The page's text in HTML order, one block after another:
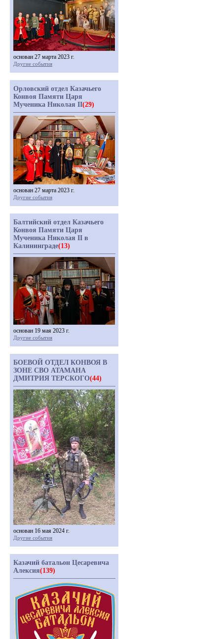
основан 27 марта 2023 г.
Другие события
Орловский отдел Казачьего
Конвоя Памяти Царя
Мученика Николая II(29)
основан 27 марта 2023 г.
Другие события
Балтийский отдел Казачьего
Конвоя Памяти Царя
Мученика Николая II в
Калининграде(13)
основан 19 мая 2023 г.
Другие события
БОЕВОЙ ОТДЕЛ КОНВОЯ В
ЗОНЕ СВО АТАМАНА
ДМИТРИЯ ТЕРСКОГО(44)
основан 16 мая 2024 г.
Другие события
Казачий батальон Цесаревича
Алексия(139)